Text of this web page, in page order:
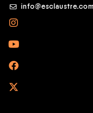
info@esclaustre.com